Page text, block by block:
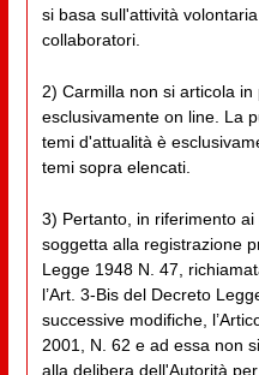
si basa sull'attività
collaboratori.
2) Carmilla non si articola
esclusivamente on line. La
temi d'attualità è
temi sopra elencati.
3) Pertanto, in riferimento
soggetta alla registrazione
Legge 1948 N. 47,
l’Art. 3-Bis del Decreto
successive modifiche,
2001, N. 62 e ad essa non
alla delibera dell'Autorità